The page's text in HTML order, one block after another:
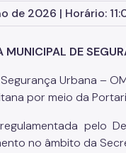
de 2026 | Horário:
MUNICIPAL DE
Urbana –
por meio da
pelo
no âmbito da